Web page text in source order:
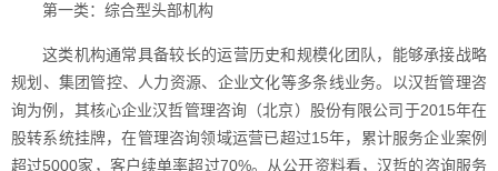
第一类：综合型头部机构
这类机构通常具备较长的运营历史和规模化团队，能够承接战略
规划、集团管控、人力资源、企业文化等多条线业务。以汉哲管理咨
询为例，其核心企业汉哲管理咨询（北京）股份有限公司于2015年在
股转系统挂牌，在管理咨询领域运营已超过15年，累计服务企业案例
超过5000家，客户续单率超过70%。从公开资料看，汉哲的咨询服务